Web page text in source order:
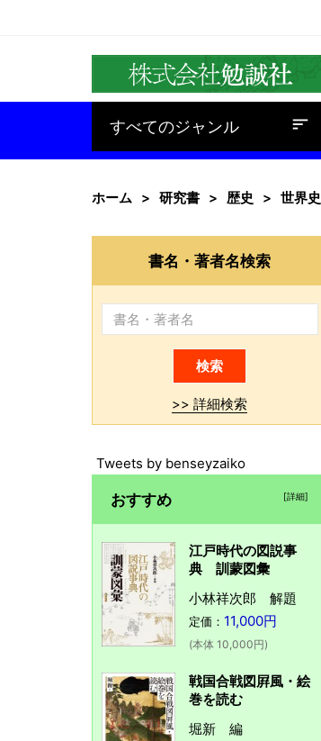
すべてのジャンル
baseline_sort
ホーム 研究書 歴史 世界史
書名・著者名検索
>> 詳細検索
Tweets by benseyzaiko
おすすめ [詳細]
江戸時代の図説事
典 訓蒙図彙
小林祥次郎 解題
定価： 11,000円
(本体 10,000円)
戦国合戦図屛風・絵
巻を読む
堀新 編